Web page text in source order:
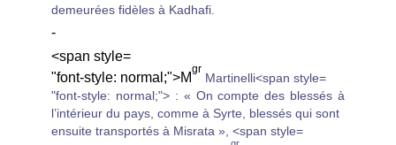
demeurées fidèles à Kadhafi.
-
<span style=
"font-style: normal;">M
gr
Martinelli<span style=
"font-style: normal;"> : « On compte des blessés à
l’intérieur du pays, comme à Syrte, blessés qui sont
ensuite transportés à Misrata », <span style=